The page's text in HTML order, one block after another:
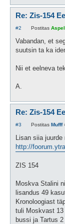
Re: Zis-154
#2
P
s
i
s
Postitas
Vabandan, et
suutsin ta ka
Nii et eelneva
A.
Re: Zis-154
#3
P
s
i
s
Postitas Mufff
Lisan siia
http://
ZIS 154
Moskva Stalini
lisandus 49
Kronoloogiast
tuli Moskvast 13
bussi ja Tartus